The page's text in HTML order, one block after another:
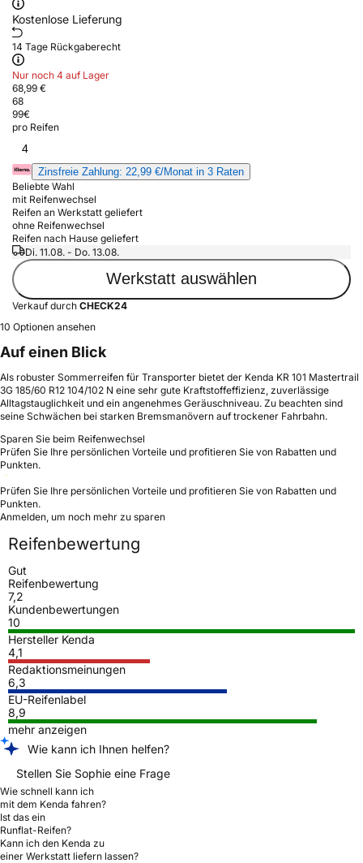
Kostenlose Lieferung
14 Tage Rückgaberecht
Nur noch 4 auf Lager
68,99 €
68
99€
pro Reifen
4
Zinsfreie Zahlung: 22,99 €/Monat in 3 Raten
Beliebte Wahl
mit Reifenwechsel
Reifen an Werkstatt geliefert
ohne Reifenwechsel
Reifen nach Hause geliefert
Di. 11.08. - Do. 13.08.
Werkstatt auswählen
Verkauf durch CHECK24
10 Optionen ansehen
Auf einen Blick
Als robuster Sommerreifen für Transporter bietet der Kenda KR 101 Mastertrail
3G 185/60 R12 104/102 N eine sehr gute Kraftstoffeffizienz, zuverlässige
Alltagstauglichkeit und ein angenehmes Geräuschniveau. Zu beachten sind
seine Schwächen bei starken Bremsmanövern auf trockener Fahrbahn.
Sparen Sie beim Reifenwechsel
Prüfen Sie Ihre persönlichen Vorteile und profitieren Sie von Rabatten und
Punkten.
Prüfen Sie Ihre persönlichen Vorteile und profitieren Sie von Rabatten und
Punkten.
Anmelden, um noch mehr zu sparen
Reifenbewertung
Gut
Reifenbewertung
7,2
Kundenbewertungen
10
Hersteller Kenda
4,1
Redaktionsmeinungen
6,3
EU-Reifenlabel
8,9
mehr anzeigen
Wie kann ich Ihnen helfen?
Stellen Sie Sophie eine Frage
Wie schnell kann ich
mit dem Kenda fahren?
Ist das ein
Runflat-Reifen?
Kann ich den Kenda zu
einer Werkstatt liefern lassen?